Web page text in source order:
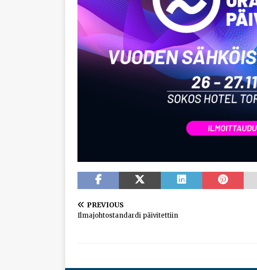
PREVIOUS
Ilmajohtostandardi päivitettiin